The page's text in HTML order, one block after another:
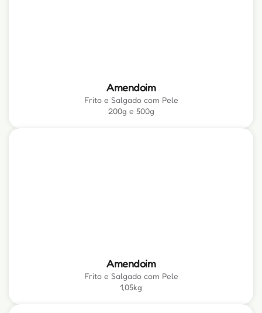
Amendoim
Frito e Salgado com Pele
200g e 500g
Amendoim
Frito e Salgado com Pele
1,05kg